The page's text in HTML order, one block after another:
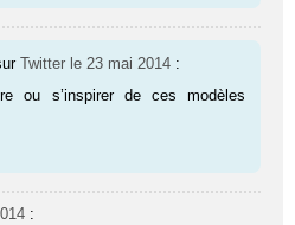
Twitter le 23 mai 2014 :
ou s’inspirer de ces modèles
: